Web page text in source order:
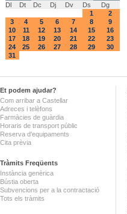
Dl
Dt Dc Dj Dv Ds
Dg
1
2
3
4 5 6 7 8
9
10
11 12 13 14 15
16
17
18 19 20 21 22
23
24
25 26 27 28 29
30
31
Et podem ajudar?
Com arribar a Castellar
Adreces i telèfons
Farmàcies de guàrdia
Horaris de transport públic
Reserva d'equipaments
Cita prèvia
Tràmits Freqüents
Instància genèrica
Bústia oberta
Subvencions per a la contractació
Tots els tràmits